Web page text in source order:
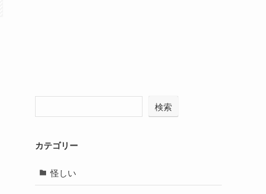
検索
カテゴリー
怪しい